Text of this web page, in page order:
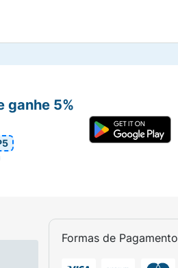
Formas de Pagamento
ganhe 5%